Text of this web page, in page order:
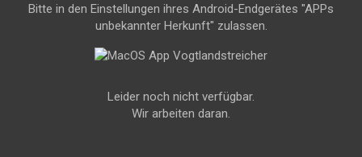
Bitte in den Einstellungen ihres Android-Endgerätes "APPs
unbekannter Herkunft" zulassen.
Leider noch nicht verfügbar.
Wir arbeiten daran.